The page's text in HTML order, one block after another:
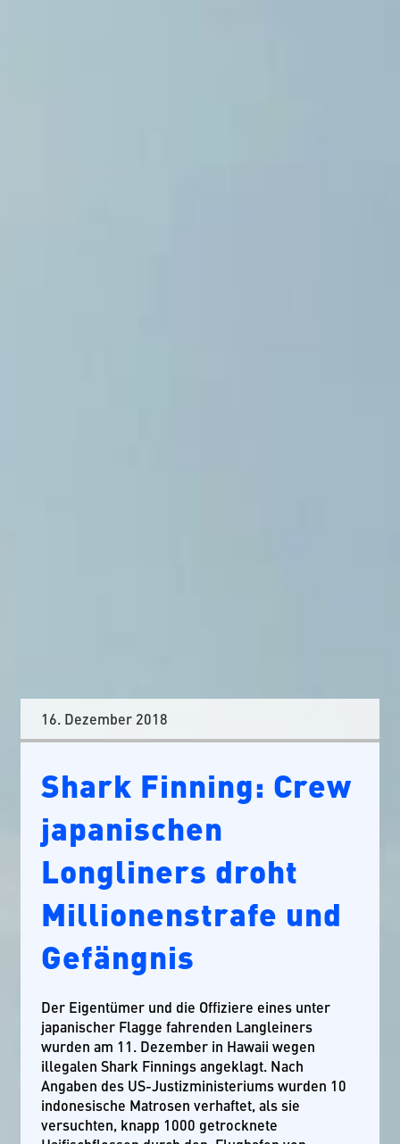
16. Dezember 2018
Shark Finning: Crew
japanischen
Longliners droht
Millionenstrafe und
Gefängnis
Der Eigentümer und die Offiziere eines unter
japanischer Flagge fahrenden Langleiners
wurden am 11. Dezember in Hawaii wegen
illegalen Shark Finnings angeklagt. Nach
Angaben des US-Justizministeriums wurden 10
indonesische Matrosen verhaftet, als sie
versuchten, knapp 1000 getrocknete